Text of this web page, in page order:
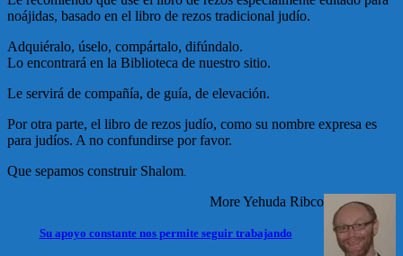
noájidas, basado en el libro de rezos tradicional judío.
Adquiéralo, úselo, compártalo, difúndalo.
Lo encontrará en la Biblioteca de nuestro sitio.
Le servirá de compañía, de guía, de elevación.
Por otra parte, el libro de rezos judío, como su nombre expresa es
para judíos. A no confundirse por favor.
Que sepamos construir Shalom
More Yehuda Ribco
Su apoyo constante nos permite seguir trabajando